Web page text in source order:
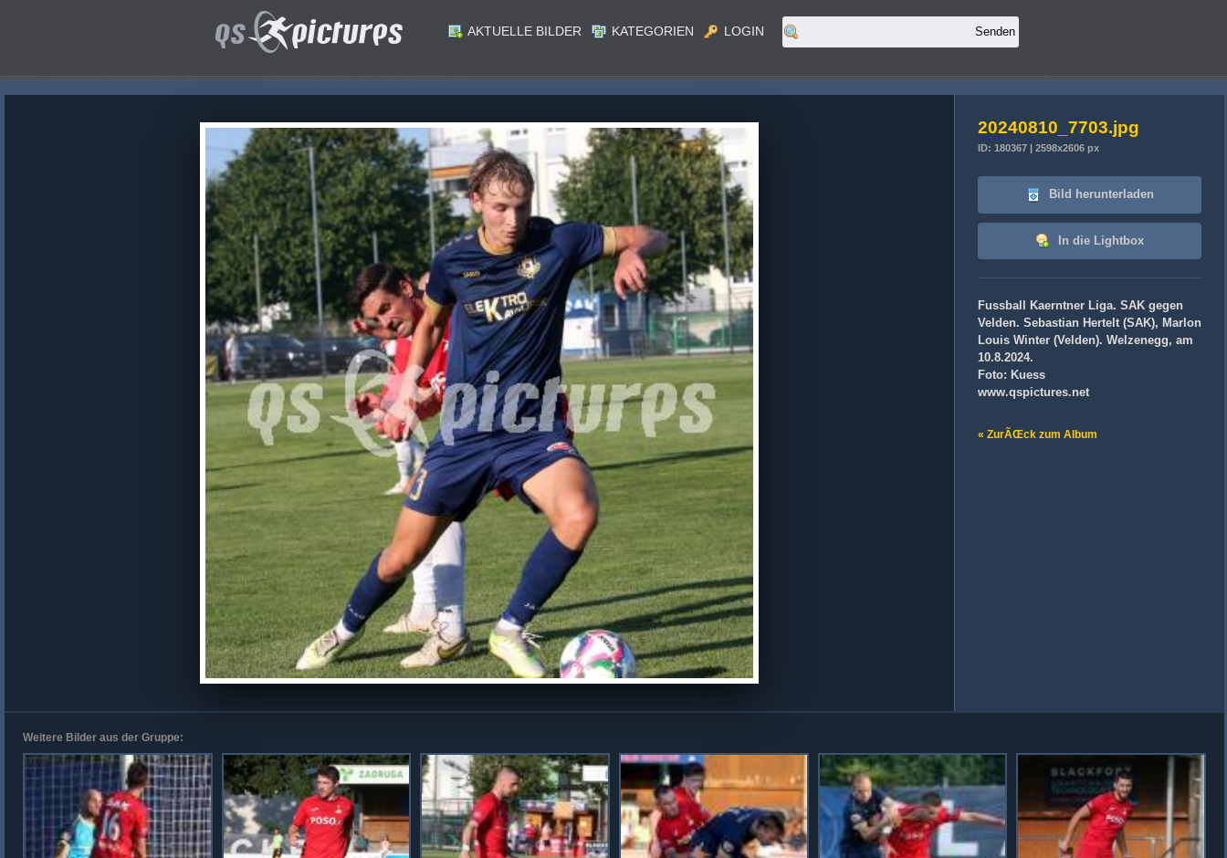
AKTUELLE BILDER KATEGORIEN LOGIN
20240810_7703.jpg
ID: 180367 | 2598x2606 px
Bild herunterladen
In die Lightbox
Fussball Kaerntner Liga. SAK gegen
Velden. Sebastian Hertelt (SAK), Marlon
Louis Winter (Velden). Welzenegg, am
10.8.2024.
Foto: Kuess
www.qspictures.net
« ZurÃŒck zum Album
Weitere Bilder aus der Gruppe: